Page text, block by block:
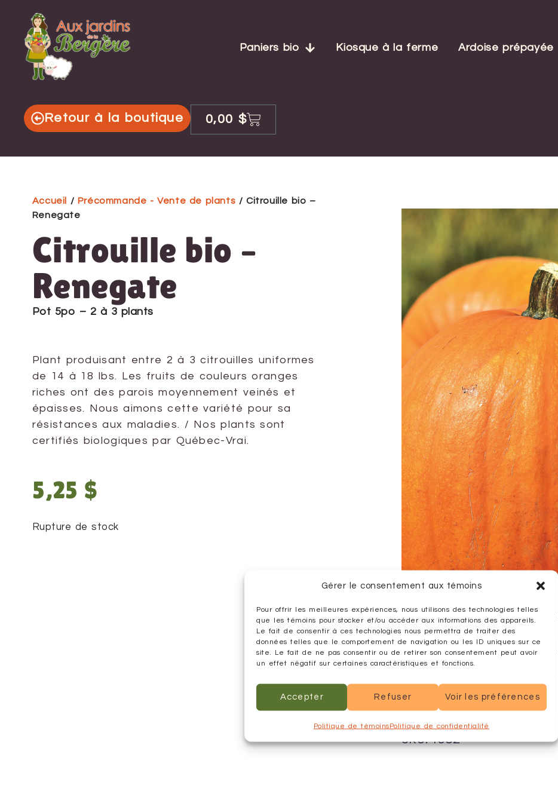
Gérer le consentement aux témoins
Pour offrir les meilleures expériences, nous utilisons des technologies telles
que les témoins pour stocker et/ou accéder aux informations des appareils.
Le fait de consentir à ces technologies nous permettra de traiter des
données telles que le comportement de navigation ou les ID uniques sur ce
site. Le fait de ne pas consentir ou de retirer son consentement peut avoir
un effet négatif sur certaines caractéristiques et fonctions.
Accepter Refuser Voir les préférences
Politique de témoinsPolitique de confidentialité
Paniers bio Kiosque à la ferme Ardoise prépayée
Retour à la boutique 0,00 $
Accueil / Précommande - Vente de plants / Citrouille bio –
Renegate
Citrouille bio –
Renegate
Pot 5po – 2 à 3 plants
Plant produisant entre 2 à 3 citrouilles uniformes
de 14 à 18 lbs. Les fruits de couleurs oranges
riches ont des parois moyennement veinés et
épaisses. Nous aimons cette variété pour sa
résistances aux maladies. / Nos plants sont
certifiés biologiques par Québec-Vrai.
5,25 $
Rupture de stock
Informations
Famille
Cucurbita
Type de culture Annuelle
SKU: 1982